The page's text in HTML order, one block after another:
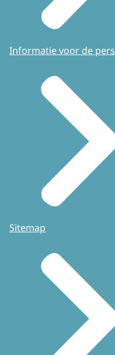
Informatie voor de pers
Sitemap